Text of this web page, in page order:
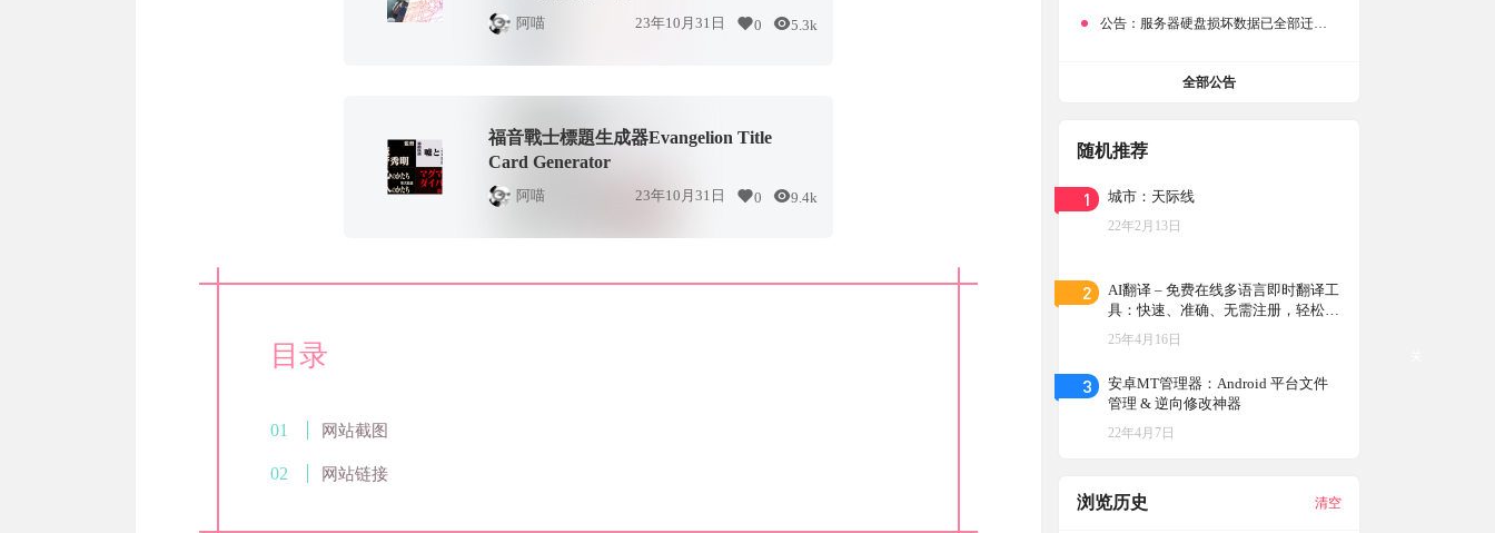
阿喵 23年10月31日 0 5.3k
福音戰士標題生成器Evangelion Title
Card Generator
阿喵 23年10月31日 0 9.4k
目录
网站截图
网站链接
公告： 服务器硬盘损坏数据已全部迁移备份，网站恢复完成！
全部公告
随机推荐
1 城市：天际线
22年2月13日
2
AI翻译 – 免费在线多语言即时翻译工
具：快速、准确、无需注册，轻松应
对多场景语言转换需求，能够提供准
确自然的翻译结果，并具备智能语言
25年4月16日
3
安卓MT管理器：Android 平台文件
管理 & 逆向修改神器
22年4月7日
浏览历史 清空